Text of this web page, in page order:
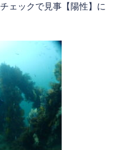
ェックで見事【陽性】に